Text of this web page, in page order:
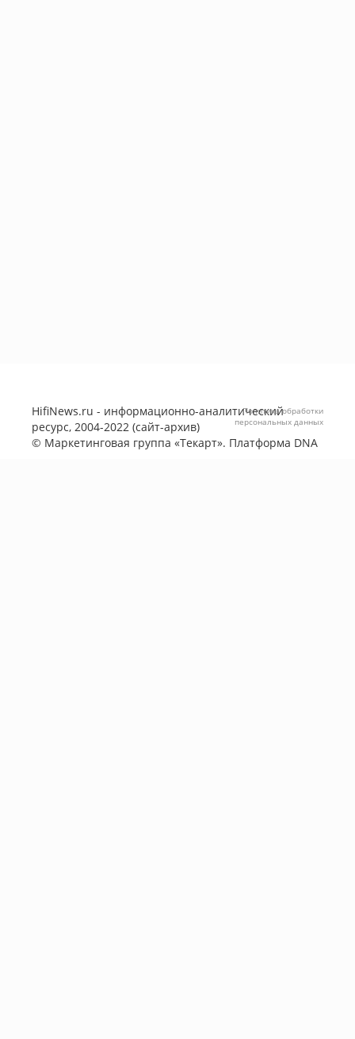
HifiNews.ru - информационно-аналитический
ресурс, 2004-2022 (сайт-архив)
© Маркетинговая группа «Текарт». Платформа DNA
Политика обработки
персональных данных